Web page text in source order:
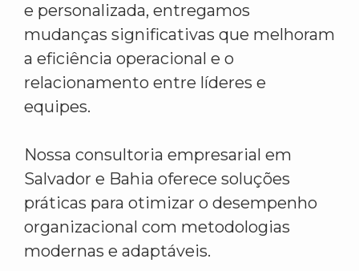
e personalizada, entregamos
mudanças significativas que melhoram
a eficiência operacional e o
relacionamento entre líderes e
equipes.
Nossa consultoria empresarial em
Salvador e Bahia oferece soluções
práticas para otimizar o desempenho
organizacional com metodologias
modernas e adaptáveis.